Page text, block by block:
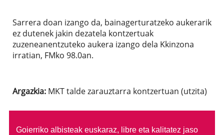
Sarrera doan izango da, bainagerturatzeko aukerarik
ez dutenek jakin dezatela kontzertuak
zuzeneanentzuteko aukera izango dela Kkinzona
irratian, FMko 98.0an.
Argazkia: MKT talde zarauztarra kontzertuan (utzita)
Goierriko albisteak euskaraz, libre eta kalitatez jaso